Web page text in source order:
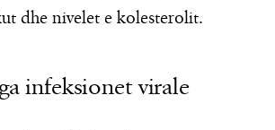
dhe nivelet e kolesterolit.
infeksionet virale